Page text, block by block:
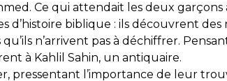
Ce qui attendait les deux
d’histoire biblique : ils découvrent
qu’ils n’arrivent pas à déchiffrer.
à Kahlil Sahin, un antiquaire.
pressentant l’importance de leur